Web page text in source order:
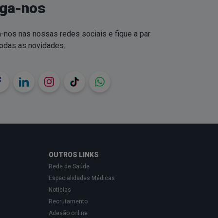
nos
nos nas nossas redes sociais e fique a par
as novidades.
OUTROS LINKS
Rede de Saúde
Especialidades Médicas
Notícias
Recrutamento
Adesão online